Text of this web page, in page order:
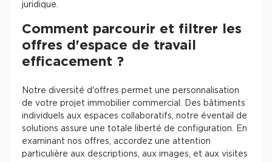
juridique.
Comment parcourir et filtrer les
offres d'espace de travail
efficacement ?
Notre diversité d'offres permet une personnalisation
de votre projet immobilier commercial. Des bâtiments
individuels aux espaces collaboratifs, notre éventail de
solutions assure une totale liberté de configuration. En
examinant nos offres, accordez une attention
particulière aux descriptions, aux images, et aux visites